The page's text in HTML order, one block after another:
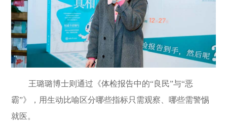
王璐璐博士则通过《体检报告中的“良民”与“恶
霸”》，用生动比喻区分哪些指标只需观察、哪些需警惕
就医。